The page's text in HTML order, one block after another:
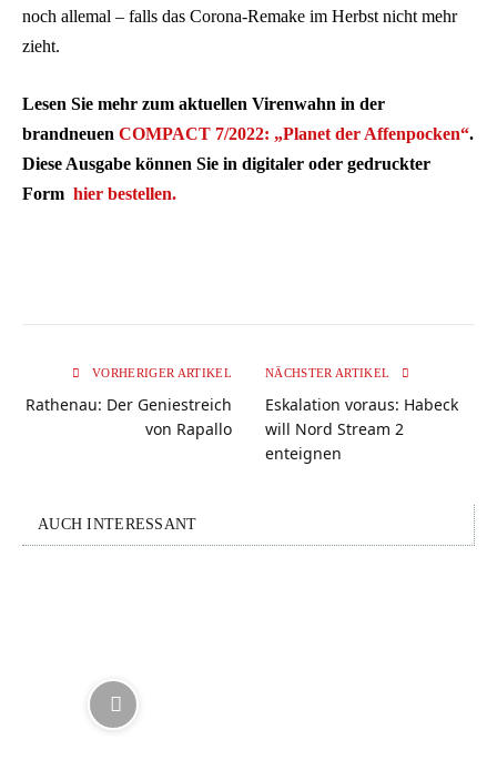
noch allemal – falls das Corona-Remake im Herbst nicht mehr
zieht.
Lesen Sie mehr zum aktuellen Virenwahn in der
brandneuen COMPACT 7/2022: „Planet der Affenpocken“.
Diese Ausgabe können Sie in digitaler oder gedruckter
Form hier bestellen.
VORHERIGER ARTIKEL
Rathenau: Der Geniestreich
von Rapallo
NÄCHSTER ARTIKEL
Eskalation voraus: Habeck
will Nord Stream 2
enteignen
AUCH INTERESSANT